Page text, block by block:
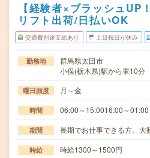
【経験者×ブラッシュUP
リフト出荷/日払いOK
交通費別途支給あり 土日祝日が休み
勤務地
群馬県太田市
小俣(栃木県)駅から車10分
曜日頻度 月～金
時間 06:00～15:0016:00～01:00
期間 長期でお仕事できる方、大
時給 時給1300～1500円